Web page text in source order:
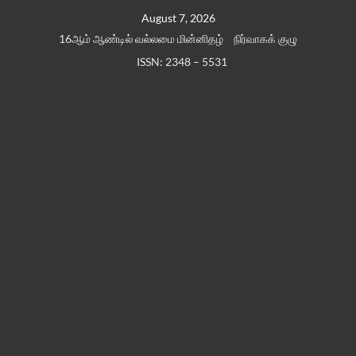
August 7, 2026
16ஆம் ஆண்டில் வல்லமை மின்னிதழ்
நிர்வாகக் குழு
ISSN: 2348 – 5531